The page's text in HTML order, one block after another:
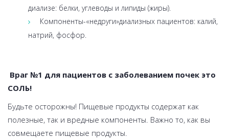
диализе: белки, углеводы и липиды (жиры).
Компоненты-«недруги»диализных пациентов: калий,
натрий, фосфор.
Враг №1 для пациентов с заболеванием почек это
СОЛЬ!
Будьте осторожны! Пищевые продукты содержат как
полезные, так и вредные компоненты. Важно то, как вы
совмещаете пищевые продукты.